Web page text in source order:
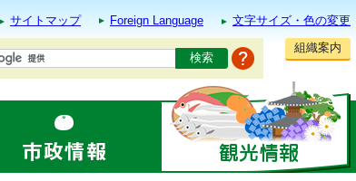
サイトマップ Foreign Language
文字サイズ・色の変更
組織案内